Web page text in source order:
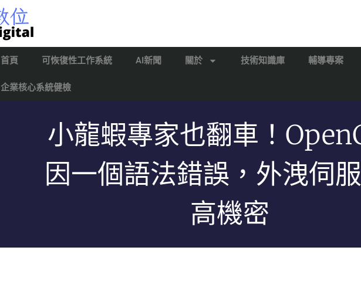
首頁 可恢復性工作系統 AI新聞 關於 技術知識庫 輔導專案
企業核心系統健檢
小龍蝦專家也翻車！
因一個語法錯誤，外洩伺
高機密